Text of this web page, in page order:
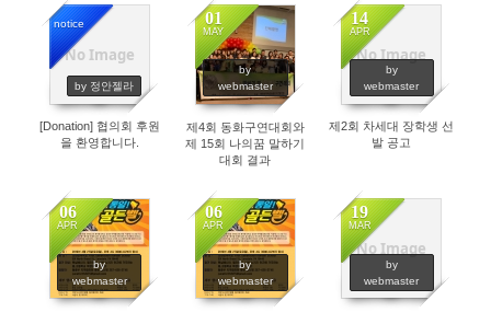
No Image
notice
by 정안젤라
8628
[Donation] 협의회 후원
을 환영합니다.
01
MAY
by
webmaster
2806
제4회 동화구연대회와
제 15회 나의꿈 말하기
대회 결과
No Image
14
APR
by
webmaster
2855
제2회 차세대 장학생 선
발 공고
06
APR
by
webmaster
2926
06
APR
by
webmaster
3347 No Image
19
MAR
by
webmaster
2501